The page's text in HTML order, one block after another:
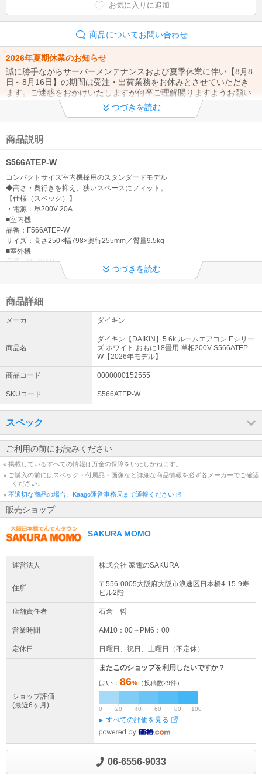
お気に入りに追加
商品についてお問い合わせ
2026年夏期休業のお知らせ
誠に勝手ながらサーバーメンテナンスおよび夏季休業に伴い【8月8
日～8月16日】の期間は受注・出荷業務をお休みとさせていただき
ます。ご迷惑をおかけいたしますが何卒ご理解賜りますようお願い
申し上げます。
地震により被害を受けられました皆さまに謹んでお見舞いを申し上
す。詳細につきましては配送業者HPをご確認くださいますようお願
【重要】エアコン自社設置サービスについて
現在、エアコンの自社設置工事のご注文につきましてはお受付を停
止させていただいております。お客様にはご迷惑をおかけしてしま
い誠に申し訳ございませんが、何卒ご了承くださいますようお願い
いたします。
ご来店お引き取りについて
現在、店頭お引き取りは休止させて頂いております。お客様にはご
【重要】在庫表記に関しまして
システム上、ご注文手続きをいただける商品に関しましては お取り
寄せ商品でございましても【在庫〇】の表記となっております。 納
期目安につきましては【発送日】をご参照いただきますようお願い
申し上げます。
大阪府内・一部近隣地域 大型家電等の【設置サービス】
弊社スタッフによる大阪府内・一部近隣地域のみ対応の設置配送サ
さい。
店休日について
通常土日祝日は店休日となりますため、休日中のご注文のお受付・
お問い合わせのご返信は翌営業日より順次行います。営業日に関し
ましては商品ページの営業日カレンダーにてご確認ください。
つづきを読む
商品説明
S566ATEP-W
コンパクトサイズ室内機採用のスタンダードモデル
◆高さ・奥行きを抑え、狭いスペースにフィット。
【仕様（スペック）】
・電源：単200V 20A
■室内機
品番：F566ATEP-W
サイズ：高さ250×幅798×奥行255mm／質量9.5kg
■室外機
品番：R566ATEP
サイズ：高さ610×幅795（+78）×奥行300（+42）mm／質量38kg
畳数のめやす：15～18畳（ 24～30m2 ）
消費電力(W)：1,880（ 115～3,220 ）
低温暖房能力（外気温2℃時）：6.5kW（パワフル設定時）
■冷房
畳数のめやす：15～23畳（ 25～39m2 ）
能力（kW）：5.6（ 0.7～5.7 ）
消費電力(W)：2,070（ 120～2,100 ）
モデル：2026年モデル
JANコード：4573535508236
つづきを読む
商品詳細
メーカ ダイキン
商品名
ダイキン【DAIKIN】5.6k ルームエアコン Eシリー
ズ ホワイト おもに18畳用 単相200V S566ATEP-
W【2026年モデル】
商品コード 0000000152555
SKUコード S566ATEP-W
スペック
ご利用の前にお読みください
※ 掲載しているすべての情報は万全の保障をいたしかねます。
※ ご購入の前にはスペック・付属品・画像など詳細な商品情報を必ず各メーカーでご確認
ください。
※ 不適切な商品の場合、Kaago運営事務局まで通報ください
販売ショップ
SAKURA MOMO
運営法人 株式会社 家電のSAKURA
住所 〒556-0005大阪府大阪市浪速区 日本橋4-15-9寿
ビル2階
店舗責任者 石倉 哲
営業時間 AM10：00～PM6：00
定休日 日曜日、祝日、土曜日（不定休）
ショップ評価
(最近6ヶ月)
またこのショップを利用したいですか？
はい： 86% （投稿数29件）
0 20 40 60 80 100
すべての評価を見る
06-6556-9033